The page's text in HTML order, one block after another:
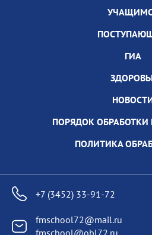
ГИА
ПОРЯДОК
ПОЛИТИКА
+7 (3452) 33-91-72
fmschool72@mail.ru
fmschool@obl72.ru